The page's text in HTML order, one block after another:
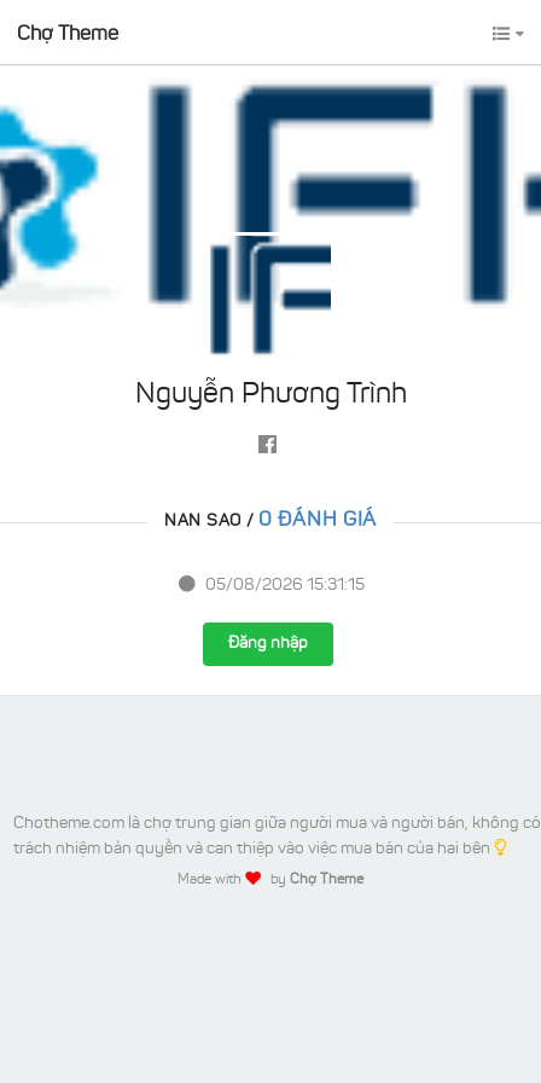
Chợ Theme
Nguyễn Phương Trình
NAN SAO / 0 ĐÁNH GIÁ
05/08/2026 15:31:15
Đăng nhập
Chotheme.com là chợ trung gian giữa người mua và người bán, không có
trách nhiệm bản quyền và can thiệp vào việc mua bán của hai bên
Made with by Chợ Theme